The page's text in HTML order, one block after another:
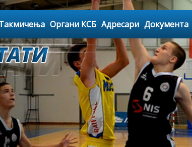
Органи КСБ Адресари Документа